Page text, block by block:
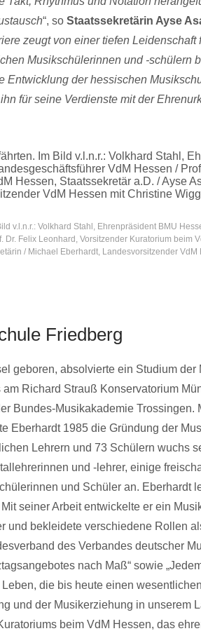
“, so Staatssekretärin Ayse
zeugt von einer tiefen Leidenschaft
Musikschülerinnen und -schülern
Entwicklung der hessischen
für seine Verdienste mit der
v.l.n.r.: Volkhard Stahl, Ehrenpräsident BMU
Felix Leonhard, Vorsitzender Kuratorium beim
/ Michael Eberhardt, Landesvorsitzender
Friedberg
geboren, absolvierte ein Studium der
am Richard Strauß Konservatorium
Bundes-Musikakademie Trossingen.
Eberhardt 1985 die Gründung der
Lehrern und 73 Schülern wuchs
und -lehrer, einige
und Schüler an. Eberhardt
seiner Arbeit entwickelte er ein
und bekleidete verschiedene Rollen
des Verbandes deutscher
nach Maß“ sowie
Leben, die bis heute einen
und der Musikerziehung in unserem
beim VdM Hessen, das